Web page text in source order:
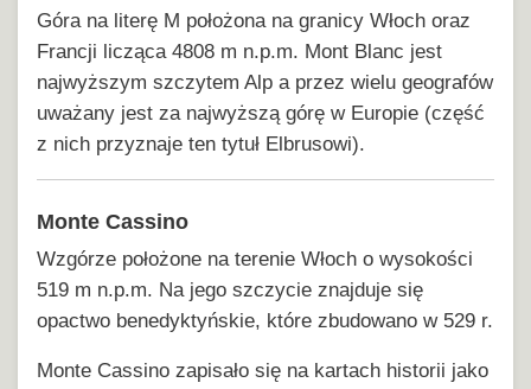
Góra na literę M położona na granicy Włoch oraz
Francji licząca 4808 m n.p.m. Mont Blanc jest
najwyższym szczytem Alp a przez wielu geografów
uważany jest za najwyższą górę w Europie (część
z nich przyznaje ten tytuł Elbrusowi).
Monte Cassino
Wzgórze położone na terenie Włoch o wysokości
519 m n.p.m. Na jego szczycie znajduje się
opactwo benedyktyńskie, które zbudowano w 529 r.
Monte Cassino zapisało się na kartach historii jako